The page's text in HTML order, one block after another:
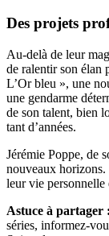
Des projets
Au-delà de leur
de ralentir son élan
L’Or bleu », une
une gendarme
de son talent, bien
tant d’années.
Jérémie Poppe, de
nouveaux
leur vie personnelle
Astuce à partager :
séries, informez-